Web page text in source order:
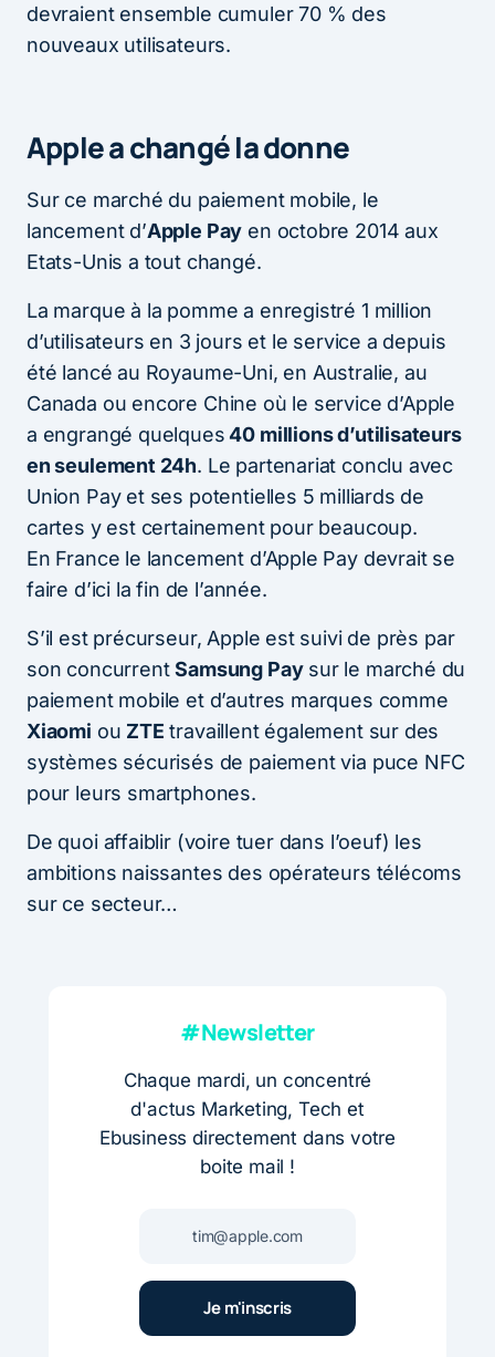
devraient ensemble cumuler 70 % des
nouveaux utilisateurs.
Apple a changé la donne
Sur ce marché du paiement mobile, le
lancement d’Apple Pay en octobre 2014 aux
Etats-Unis a tout changé.
La marque à la pomme a enregistré 1 million
d’utilisateurs en 3 jours et le service a depuis
été lancé au Royaume-Uni, en Australie, au
Canada ou encore Chine où le service d’Apple
a engrangé quelques40 millions d’utilisateurs
en seulement 24h. Le partenariat conclu avec
Union Pay et ses potentielles 5 milliards de
cartes y est certainement pour beaucoup.
En France le lancement d’Apple Pay devrait se
faire d’ici la fin de l’année.
S’il est précurseur, Apple est suivi de près par
son concurrentSamsung Paysur le marché du
paiement mobile et d’autres marques comme
Xiaomi ou ZTE travaillent également sur des
systèmes sécurisés de paiement via puce NFC
pour leurs smartphones.
De quoi affaiblir (voire tuer dans l’oeuf) les
ambitions naissantes des opérateurs télécoms
sur ce secteur…
#Newsletter
Chaque mardi, un concentré
d'actus Marketing, Tech et
Ebusiness directement dans votre
boite mail !